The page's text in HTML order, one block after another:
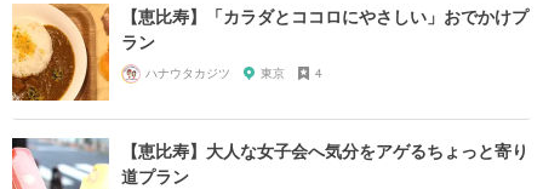
【恵比寿】「カラダとココロにやさしい」おでかけプ
ラン
ハナウタカジツ 東京 4
【恵比寿】大人な女子会へ気分をアゲるちょっと寄り
道プラン